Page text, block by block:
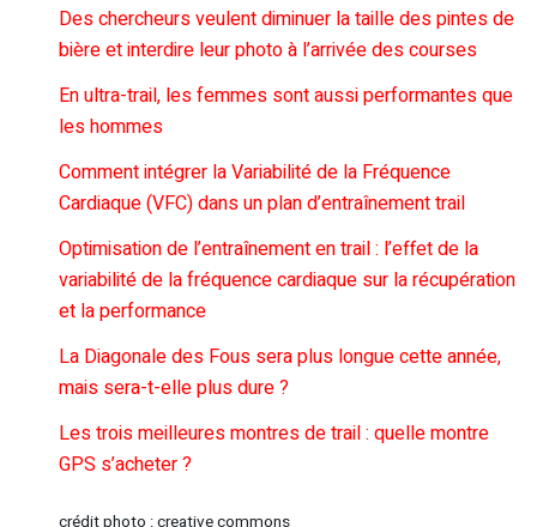
Des chercheurs veulent diminuer la taille des pintes de
bière et interdire leur photo à l’arrivée des courses
En ultra-trail, les femmes sont aussi performantes que
les hommes
Comment intégrer la Variabilité de la Fréquence
Cardiaque (VFC) dans un plan d’entraînement trail
Optimisation de l’entraînement en trail : l’effet de la
variabilité de la fréquence cardiaque sur la récupération
et la performance
La Diagonale des Fous sera plus longue cette année,
mais sera-t-elle plus dure ?
Les trois meilleures montres de trail : quelle montre
GPS s’acheter ?